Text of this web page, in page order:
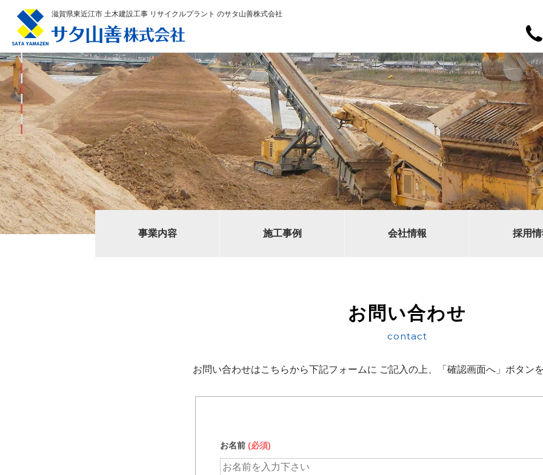
滋賀県東近江市 土木建設工事 リサイクルプラント のサタ山善株式会社
事業内容 施工事例 会社情報 採用
お問い合わせ
contact
お問い合わせはこちらから下記フォームに ご記入の上、「確認画面へ」ボタン
お名前 (必須)